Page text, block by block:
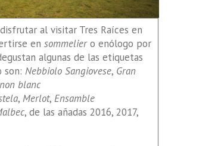
al visitar Tres Raíces en
en sommeliero enólogo por
algunas de las etiquetas
son: Nebbiolo Sangiovese, Gran
blanc
, Merlot, Ensamble
, de las añadas 2016, 2017,